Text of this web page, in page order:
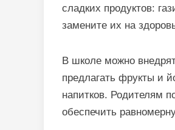
сладких продуктов:
замените их на
В школе можно
предлагать фрукты и
напитков. Родителям
обеспечить